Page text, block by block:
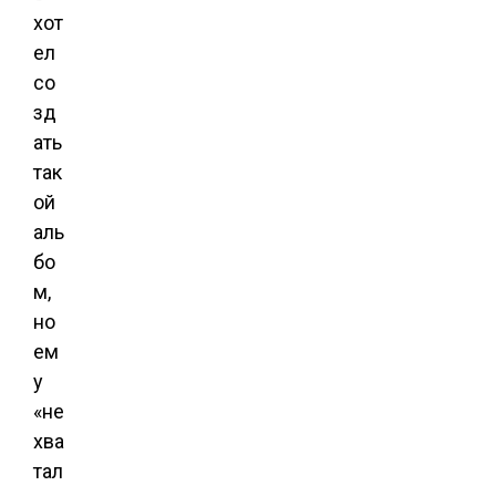
хот
ел
со
зд
ать
так
ой
аль
бо
м,
но
ем
у
«не
хва
тал